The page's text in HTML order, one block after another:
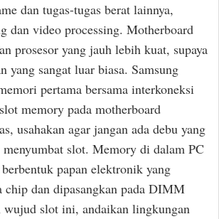
dan tugas-tugas berat lainnya,
dan video processing. Motherboard
prosesor yang jauh lebih kuat, supaya
yang sangat luar biasa. Samsung
pertama bersama interkoneksi
memory pada motherboard
usahakan agar jangan ada debu yang
menyumbat slot. Memory di dalam PC
papan elektronik yang
chip dan dipasangkan pada DIMM
wujud slot ini, andaikan lingkungan